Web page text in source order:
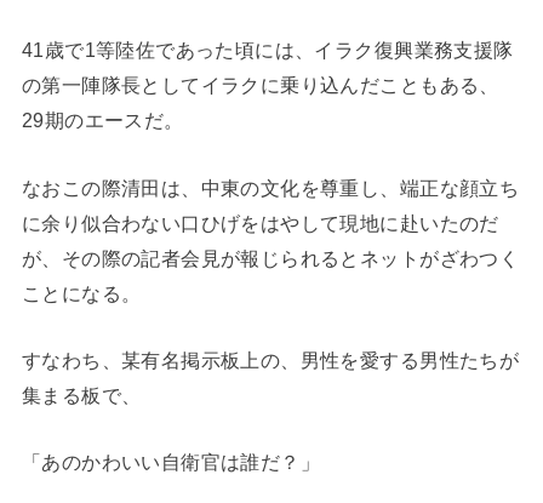
41歳で1等陸佐であった頃には、イラク復興業務支援隊
の第一陣隊長としてイラクに乗り込んだこともある、
29期のエースだ。
なおこの際清田は、中東の文化を尊重し、端正な顔立ち
に余り似合わない口ひげをはやして現地に赴いたのだ
が、その際の記者会見が報じられるとネットがざわつく
ことになる。
すなわち、某有名掲示板上の、男性を愛する男性たちが
集まる板で、
「あのかわいい自衛官は誰だ？」